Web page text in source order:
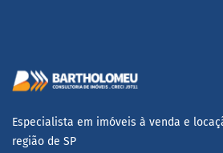
Especialista em imóveis à venda e
região de SP